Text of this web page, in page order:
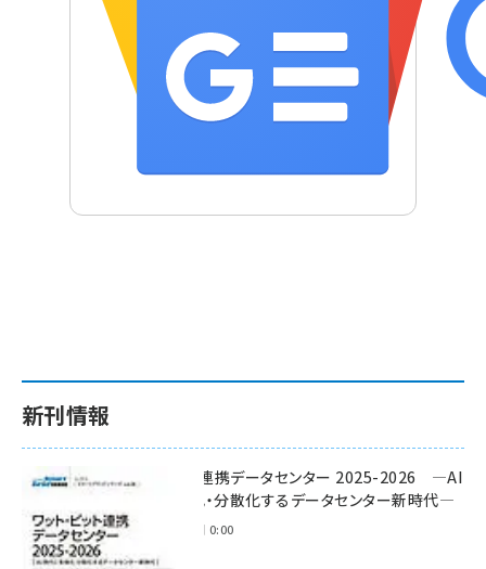
新刊情報
ワット・ビット連携データセンター 2025-2026 ―AI
時代に多様化・分散化するデータセンター新時代―
2025年11月28日 0:00